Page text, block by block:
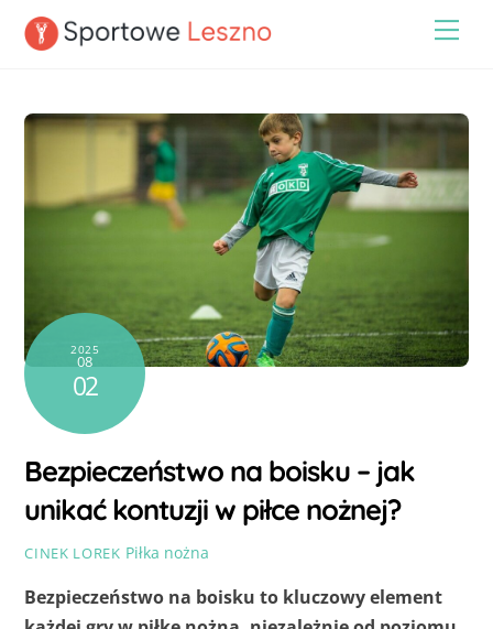
Skip
2025
08
02
Bezpieczeństwo na boisku – jak
unikać kontuzji w piłce nożnej?
CINEK LOREK Piłka nożna
Bezpieczeństwo na boisku to kluczowy element